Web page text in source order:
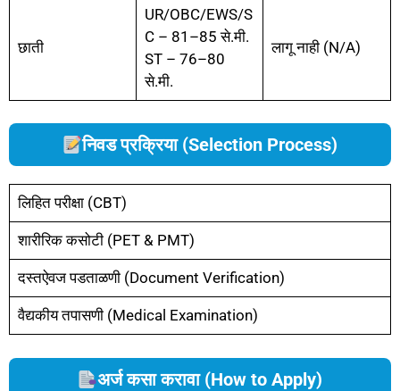
छाती
UR/OBC/EWS/S
C – 81–85 से.मी.
ST – 76–80
से.मी.
लागू नाही (N/A)
निवड प्रक्रिया (Selection Process)
लिहित परीक्षा (CBT)
शारीरिक कसोटी (PET & PMT)
दस्तऐवज पडताळणी (Document Verification)
वैद्यकीय तपासणी (Medical Examination)
अर्ज कसा करावा (How to Apply)